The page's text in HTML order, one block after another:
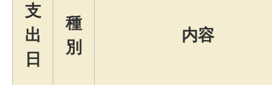
支
出
日
種
別
内容